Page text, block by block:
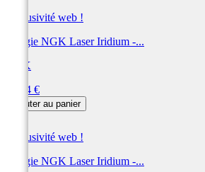
Exclusivité web !
Bougie NGK Laser Iridium -...
NGK
63,84 €
Ajouter au panier
Exclusivité web !
Bougie NGK Laser Iridium -...